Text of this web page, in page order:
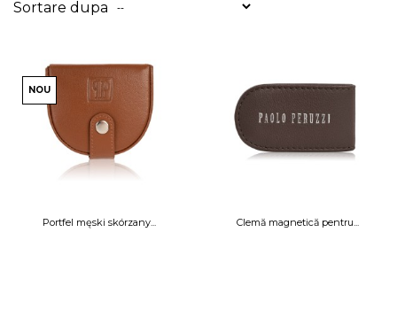
Sortare dupa --
NOU
Portfel męski skórzany... Clemă magnetică pentru...